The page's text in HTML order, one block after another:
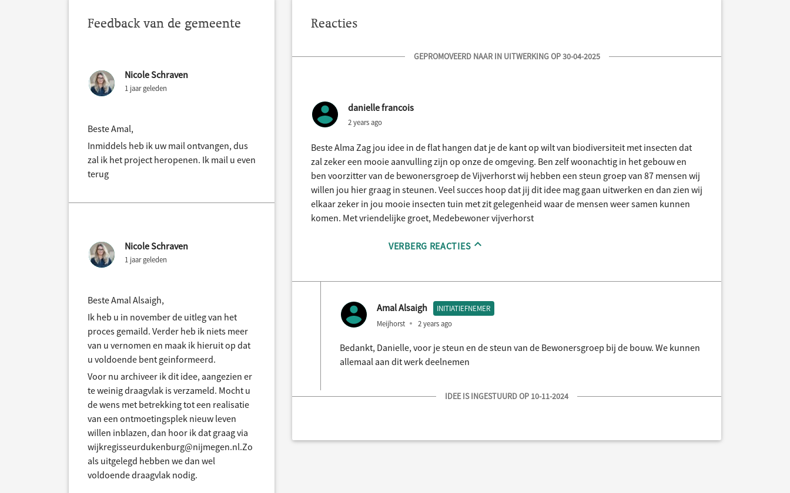
Feedback van de gemeente
Nicole Schraven
1 jaar geleden
Beste Amal,
Inmiddels heb ik uw mail ontvangen, dus
zal ik het project heropenen. Ik mail u even
terug
Nicole Schraven
1 jaar geleden
Beste Amal Alsaigh,
Ik heb u in november de uitleg van het
proces gemaild. Verder heb ik niets meer
van u vernomen en maak ik hieruit op dat
u voldoende bent geinformeerd.
Voor nu archiveer ik dit idee, aangezien er
te weinig draagvlak is verzameld. Mocht u
de wens met betrekking tot een realisatie
van een ontmoetingsplek nieuw leven
willen inblazen, dan hoor ik dat graag via
wijkregisseurdukenburg@nijmegen.nl.Zo
als uitgelegd hebben we dan wel
voldoende draagvlak nodig.
Reacties
GEPROMOVEERD NAAR IN UITWERKING OP 30-04-2025
danielle francois
2 years ago
Beste Alma Zag jou idee in de flat hangen dat je de kant op wilt van biodiversiteit met insecten dat
zal zeker een mooie aanvulling zijn op onze de omgeving. Ben zelf woonachtig in het gebouw en
ben voorzitter van de bewonersgroep de Vijverhorst wij hebben een steun groep van 87 mensen wij
willen jou hier graag in steunen. Veel succes hoop dat jij dit idee mag gaan uitwerken en dan zien wij
elkaar zeker in jou mooie insecten tuin met zit gelegenheid waar de mensen weer samen kunnen
komen. Met vriendelijke groet, Medebewoner vijverhorst
VERBERG REACTIES
Amal Alsaigh INITIATIEFNEMER
Meijhorst 2 years ago
Bedankt, Danielle, voor je steun en de steun van de Bewonersgroep bij de bouw. ​​We kunnen
allemaal aan dit werk deelnemen
IDEE IS INGESTUURD OP 10-11-2024